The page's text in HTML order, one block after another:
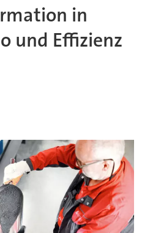
in
und Effizienz